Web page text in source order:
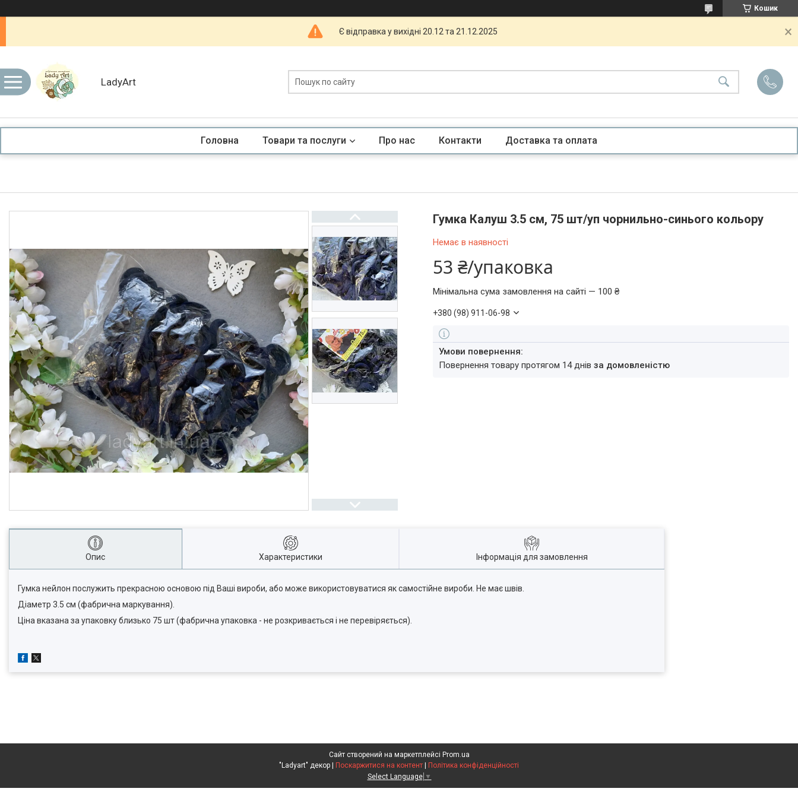
Кошик
Є відправка у вихідні 20.12 та 21.12.2025
LadyArt
Головна Товари та послуги Про нас Контакти Доставка та оплата
Гумка Калуш 3.5 см, 75 шт/уп чорнильно-синього кольору
Немає в наявності
53 ₴/упаковка
Мінімальна сума замовлення на сайті — 100 ₴
+380 (98) 911-06-98
повернення товару протягом 14 днівза домовленістю
Опис Характеристики Інформація для замовлення
Гумка нейлон послужить прекрасною основою під Ваші вироби, або може використовуватися як самостійне вироби. Не має швів.
Діаметр 3.5 см (фабрична маркування).
Ціна вказана за упаковку близько 75 шт (фабрична упаковка - не розкривається і не перевіряється).
Сайт створений на маркетплейсі Prom.ua
Поскаржитися на контент
Політика конфіденційності
Select Language ▼